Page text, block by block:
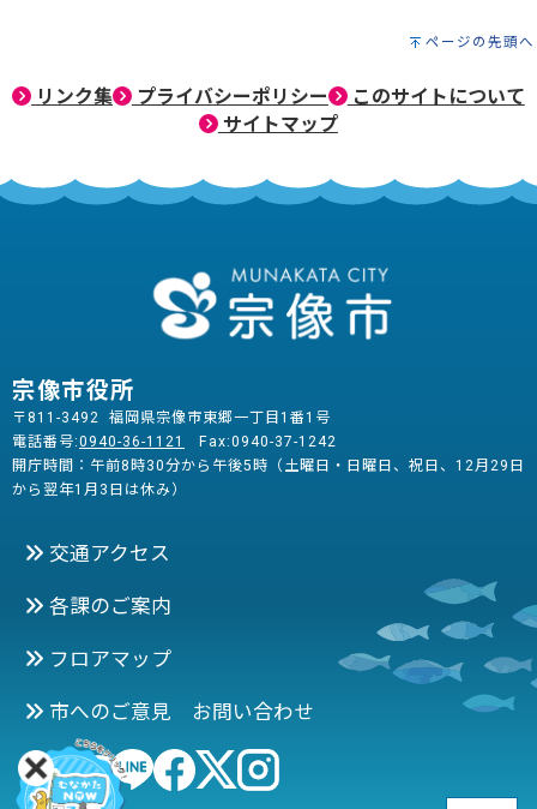
ページの先頭へ
リンク集 プライバシーポリシー
このサイトについて
サイトマップ
宗像市役所
〒811-3492 福岡県宗像市東郷一丁目1番1号
電話番号:0940-36-1121
Fax:0940-37-1242
開庁時間：午前8時30分から午後5時（土曜日・日曜日、祝日、12月29日
から翌年1月3日は休み）
交通アクセス
各課のご案内
フロアマップ
市へのご意見 お問い合わせ